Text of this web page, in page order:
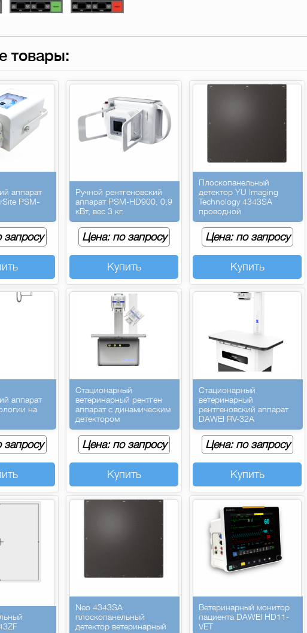
товары:
аппарат
PSM-
Ручной рентгеновский
аппарат PSM-HD900, 0,9
кВт, вес 3 кг.
Цена: по запросу
Купить
Плоскопанельный
детектор YU Imaging
Technology 4343SA
проводной
Цена: по запросу
Купить
аппарат
на
Стационарный
ветеринарный рентген
аппарат с динамическим
детектором
Цена: по запросу
Купить
Стационарный
ветеринарный
рентгеновский аппарат
DAWEI RV-32A
Цена: по запросу
Купить
Neo 4343SA
плоскопанельный
детектор ветеринарный
Ветеринарный монитор
пациента DAWEI HD11-
VET